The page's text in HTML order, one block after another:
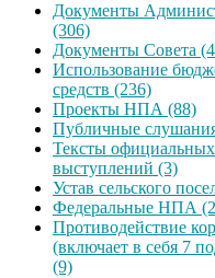
Документы
(306)
Документы Совета
Использование
средств (236)
Проекты НПА (88)
Публичные
Тексты официальных
выступлений (3)
Устав сельского
Федеральные НПА
Противодействие
(включает в себя 7
(9)